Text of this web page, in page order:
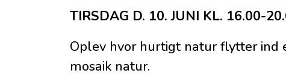
TIRSDAG D. 10. JUNI KL. 16.00-
Oplev hvor hurtigt natur flytter ind
mosaik natur.